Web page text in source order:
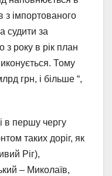
з імпортованого
судити за
року в рік план
Тому
грн, і більше “,
в першу чергу
таких доріг, як
Ріг),
– Миколаїв,